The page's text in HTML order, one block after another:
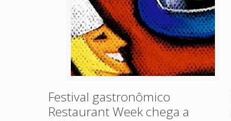
Festival gastronômico
Restaurant Week chega a